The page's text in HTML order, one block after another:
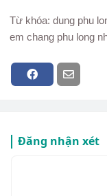
Từ khóa: dung phu
em chang phu long
Đăng nhận xét